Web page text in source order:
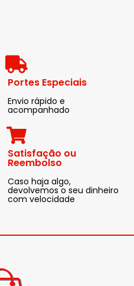
Portes Especiais
Envio rápido e
acompanhado
Satisfação ou
Reembolso
Caso haja algo,
devolvemos o seu dinheiro
com velocidade